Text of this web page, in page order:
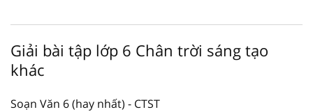
Giải bài tập lớp 6 Chân trời sáng tạo
khác
Soạn Văn 6 (hay nhất) - CTST